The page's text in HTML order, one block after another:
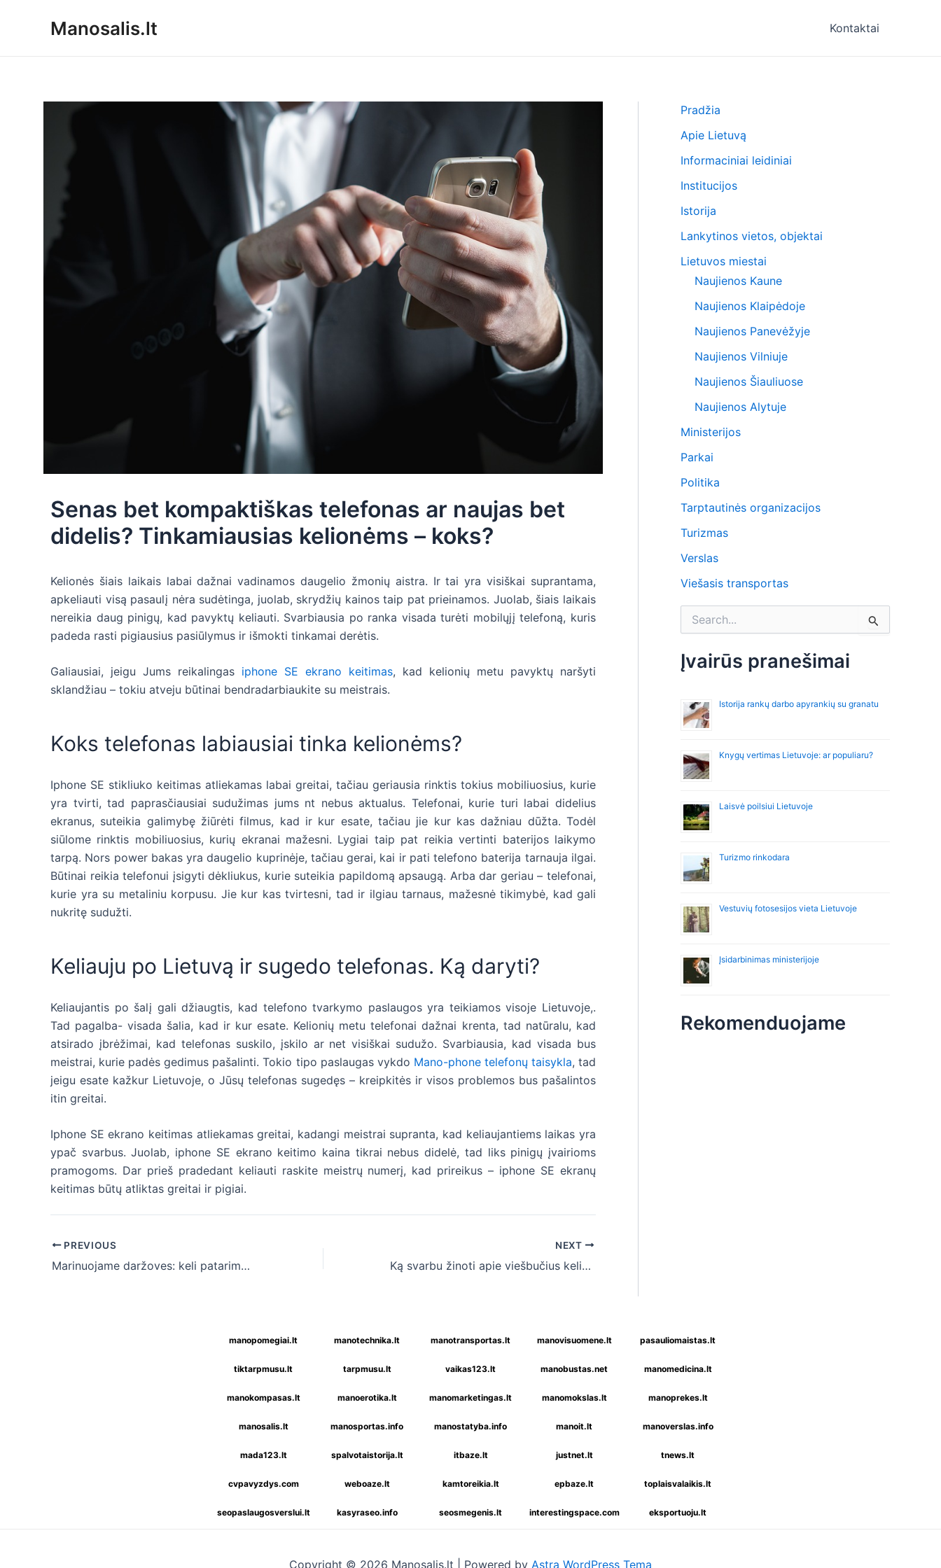
Manosalis.lt Kontaktai
Senas bet kompaktiškas telefonas ar naujas bet
didelis? Tinkamiausias kelionėms – koks?
Kelionės šiais laikais labai dažnai vadinamos daugelio žmonių aistra. Ir tai yra visiškai suprantama,
apkeliauti visą pasaulį nėra sudėtinga, juolab, skrydžių kainos taip pat prieinamos. Juolab, šiais laikais
nereikia daug pinigų, kad pavyktų keliauti. Svarbiausia po ranka visada turėti mobilųjį telefoną, kuris
padeda rasti pigiausius pasiūlymus ir išmokti tinkamai derėtis.
Galiausiai, jeigu Jums reikalingas iphone SE ekrano keitimas, kad kelionių metu pavyktų naršyti
sklandžiau – tokiu atveju būtinai bendradarbiaukite su meistrais.
Koks telefonas labiausiai tinka kelionėms?
Iphone SE stikliuko keitimas atliekamas labai greitai, tačiau geriausia rinktis tokius mobiliuosius, kurie
yra tvirti, tad paprasčiausiai sudužimas jums nt nebus aktualus. Telefonai, kurie turi labai didelius
ekranus, suteikia galimybę žiūrėti filmus, kad ir kur esate, tačiau jie kur kas dažniau dūžta. Todėl
siūlome rinktis mobiliuosius, kurių ekranai mažesni. Lygiai taip pat reikia vertinti baterijos laikymo
tarpą. Nors power bakas yra daugelio kuprinėje, tačiau gerai, kai ir pati telefono baterija tarnauja ilgai.
Būtinai reikia telefonui įsigyti dėkliukus, kurie suteikia papildomą apsaugą. Arba dar geriau – telefonai,
kurie yra su metaliniu korpusu. Jie kur kas tvirtesni, tad ir ilgiau tarnaus, mažesnė tikimybė, kad gali
nukritę sudužti.
Keliauju po Lietuvą ir sugedo telefonas. Ką daryti?
Keliaujantis po šalį gali džiaugtis, kad telefono tvarkymo paslaugos yra teikiamos visoje Lietuvoje,.
Tad pagalba- visada šalia, kad ir kur esate. Kelionių metu telefonai dažnai krenta, tad natūralu, kad
atsirado įbrėžimai, kad telefonas suskilo, įskilo ar net visiškai sudužo. Svarbiausia, kad visada bus
meistrai, kurie padės gedimus pašalinti. Tokio tipo paslaugas vykdo Mano-phone telefonų taisykla, tad
jeigu esate kažkur Lietuvoje, o Jūsų telefonas sugedęs – kreipkitės ir visos problemos bus pašalintos
itin greitai.
Iphone SE ekrano keitimas atliekamas greitai, kadangi meistrai supranta, kad keliaujantiems laikas yra
ypač svarbus. Juolab, iphone SE ekrano keitimo kaina tikrai nebus didelė, tad liks pinigų įvairioms
pramogoms. Dar prieš pradedant keliauti raskite meistrų numerį, kad prireikus – iphone SE ekranų
keitimas būtų atliktas greitai ir pigiai.
Post
navigation
PREVIOUS
Marinuojame daržoves: keli patarimai, kurie padės džiaugtis skaniu ir vaizdingu maistu
NEXT
Ką svarbu žinoti apie viešbučius keliaujant?
Pradžia
Apie Lietuvą
Informaciniai leidiniai
Institucijos
Istorija
Lankytinos vietos, objektai
Lietuvos miestai
Naujienos Kaune
Naujienos Klaipėdoje
Naujienos Panevėžyje
Naujienos Vilniuje
Naujienos Šiauliuose
Naujienos Alytuje
Ministerijos
Parkai
Politika
Tarptautinės organizacijos
Turizmas
Verslas
Viešasis transportas
k
oĮvairūs pranešimai
Istorija rankų darbo apyrankių su granatu
Knygų vertimas Lietuvoje: ar populiaru?
Laisvė poilsiui Lietuvoje
Turizmo rinkodara
Vestuvių fotosesijos vieta Lietuvoje
Įsidarbinimas ministerijoje
Rekomenduojame
manopomegiai.lt manotechnika.lt manotransportas.lt manovisuomene.lt pasauliomaistas.lt
tiktarpmusu.lt tarpmusu.lt vaikas123.lt manobustas.net manomedicina.lt
manokompasas.lt manoerotika.lt manomarketingas.lt manomokslas.lt manoprekes.lt
manosalis.lt manosportas.info manostatyba.info manoit.lt manoverslas.info
mada123.lt spalvotaistorija.lt itbaze.lt justnet.lt tnews.lt
cvpavyzdys.com weboaze.lt kamtoreikia.lt epbaze.lt toplaisvalaikis.lt
seopaslaugosverslui.lt kasyraseo.info seosmegenis.lt interestingspace.com eksportuoju.lt
Copyright © 2026 Manosalis.lt | Powered by Astra WordPress Tema